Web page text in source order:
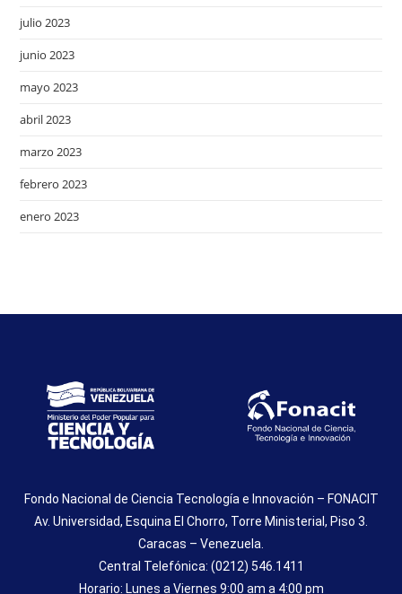
julio 2023
junio 2023
mayo 2023
abril 2023
marzo 2023
febrero 2023
enero 2023
Fondo Nacional de Ciencia Tecnología e Innovación – FONACIT
Av. Universidad, Esquina El Chorro, Torre Ministerial, Piso 3.
Caracas – Venezuela.
Central Telefónica: (0212) 546.1411
Horario: Lunes a Viernes 9:00 am a 4:00 pm